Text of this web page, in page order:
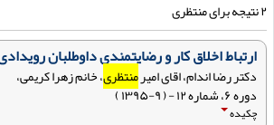
ارتباط اخلاق کار و رضایتمندی داوطلبان رویدادی
دکتر رضا اندام، اقای امیرمنتظری، خانم زهرا کریمی،
دوره ۶، شماره ۱۲ - ( ۹-۱۳۹۵ )
چکیده